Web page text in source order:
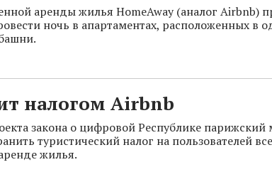
аренды жилья HomeAway (аналог Airbnb)
ночь в апартаментах, расположенных в
налогом Airbnb
закона о цифровой Республике парижский
туристический налог на пользователей
жилья.